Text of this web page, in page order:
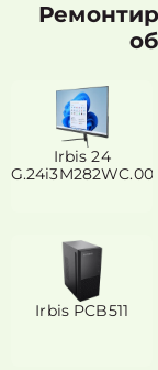
Irbis 24
G.24i3M282WC.000
Irbis PCB511